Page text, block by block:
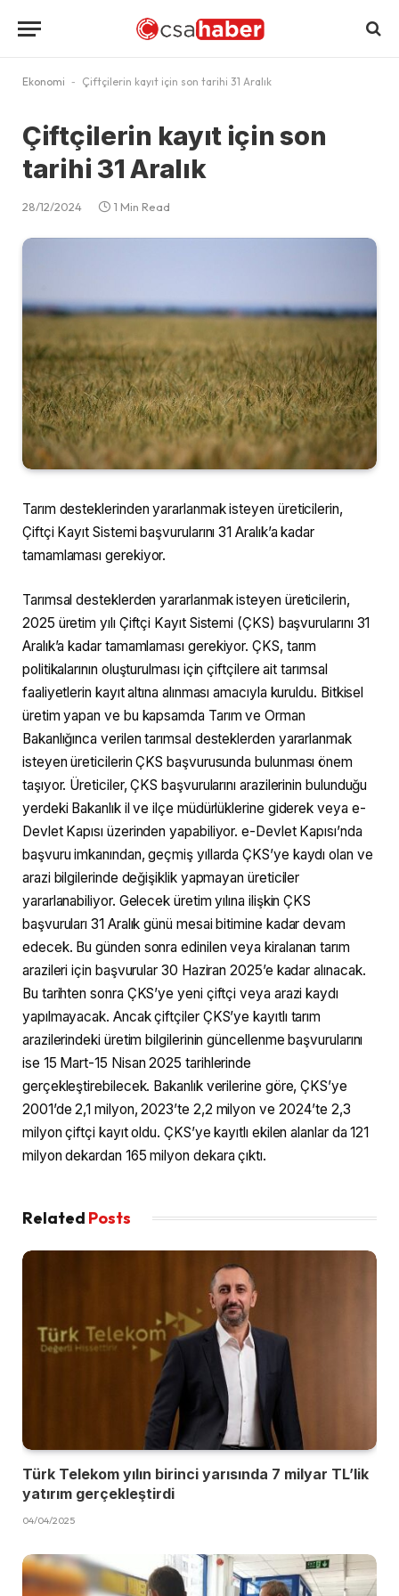
Ekonomi - Çiftçilerin kayıt için son tarihi 31 Aralık
Çiftçilerin kayıt için son
tarihi 31 Aralık
28/12/2024 1 Min Read
Tarım desteklerinden yararlanmak isteyen üreticilerin,
Çiftçi Kayıt Sistemi başvurularını 31 Aralık’a kadar
tamamlaması gerekiyor.
Tarımsal desteklerden yararlanmak isteyen üreticilerin,
2025 üretim yılı Çiftçi Kayıt Sistemi (ÇKS) başvurularını 31
Aralık’a kadar tamamlaması gerekiyor. ÇKS, tarım
politikalarının oluşturulması için çiftçilere ait tarımsal
faaliyetlerin kayıt altına alınması amacıyla kuruldu. Bitkisel
üretim yapan ve bu kapsamda Tarım ve Orman
Bakanlığınca verilen tarımsal desteklerden yararlanmak
isteyen üreticilerin ÇKS başvurusunda bulunması önem
taşıyor. Üreticiler, ÇKS başvurularını arazilerinin bulunduğu
yerdeki Bakanlık il ve ilçe müdürlüklerine giderek veya e-
Devlet Kapısı üzerinden yapabiliyor. e-Devlet Kapısı’nda
başvuru imkanından, geçmiş yıllarda ÇKS’ye kaydı olan ve
arazi bilgilerinde değişiklik yapmayan üreticiler
yararlanabiliyor. Gelecek üretim yılına ilişkin ÇKS
başvuruları 31 Aralık günü mesai bitimine kadar devam
edecek.​​​​​​​ Bu günden sonra edinilen veya kiralanan tarım
arazileri için başvurular 30 Haziran 2025’e kadar alınacak.
Bu tarihten sonra ÇKS’ye yeni çiftçi veya arazi kaydı
yapılmayacak. Ancak çiftçiler ÇKS’ye kayıtlı tarım
arazilerindeki üretim bilgilerinin güncellenme başvurularını
ise 15 Mart-15 Nisan 2025 tarihlerinde
gerçekleştirebilecek. Bakanlık verilerine göre, ÇKS’ye
2001’de 2,1 milyon, 2023’te 2,2 milyon ve 2024’te 2,3
milyon çiftçi kayıt oldu. ÇKS’ye kayıtlı ekilen alanlar da 121
milyon dekardan 165 milyon dekara çıktı.
Related Posts
Türk Telekom yılın birinci yarısında 7 milyar TL’lik
yatırım gerçekleştirdi
04/04/2025